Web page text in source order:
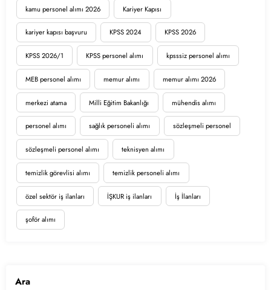
kamu personel alımı 2026 Kariyer Kapısı
kariyer kapısı başvuru KPSS 2024 KPSS 2026
KPSS 2026/1 KPSS personel alımı kpsssiz personel alımı
MEB personel alımı memur alımı memur alımı 2026
merkezi atama Milli Eğitim Bakanlığı mühendis alımı
personel alımı sağlık personeli alımı sözleşmeli personel
sözleşmeli personel alımı teknisyen alımı
temizlik görevlisi alımı temizlik personeli alımı
özel sektör iş ilanları İŞKUR iş ilanları İş İlanları
şoför alımı
Ara